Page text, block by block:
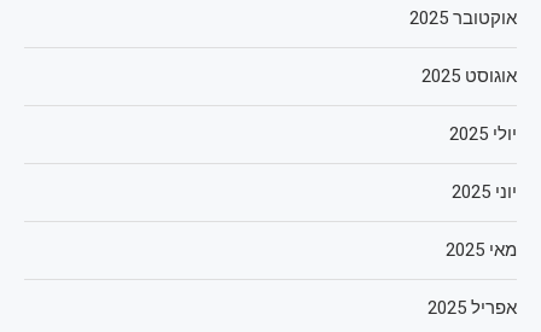
אוקטובר 2025
אוגוסט 2025
יולי 2025
יוני 2025
מאי 2025
אפריל 2025